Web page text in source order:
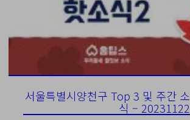
서울특별시양천구 Top 3 및 주간 소
식 – 20231122